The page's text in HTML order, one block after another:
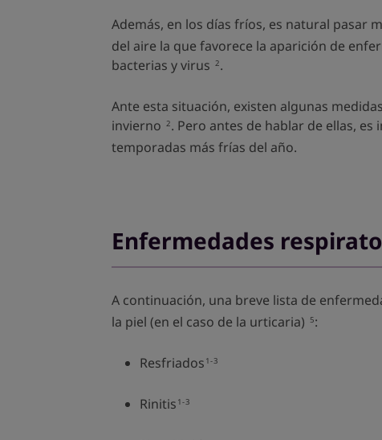
Además, en los días fríos, es natural pasar
del aire la que favorece la aparición de
bacterias y virus 2.
Ante esta situación, existen algunas
invierno 2. Pero antes de hablar de ellas,
temporadas más frías del año.
Enfermedades
A continuación, una breve lista de
la piel (en el caso de la urticaria) 5:
Resfriados 1-3
Rinitis 1-3